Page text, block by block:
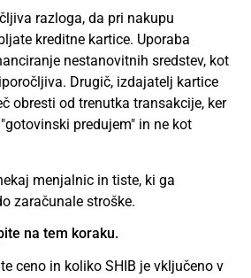
razloga, da pri nakupu
kreditne kartice. Uporaba
nestanovitnih sredstev, kot
Drugič, izdajatelj kartice
obresti od trenutka transakcije, ker
predujem" in ne kot
menjalnic in tiste, ki ga
zaračunale stroške.
na tem koraku.
ceno in koliko SHIB je vključeno v